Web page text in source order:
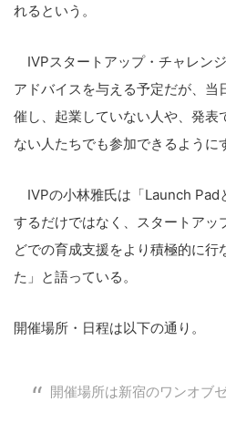
れるという。
IVPスタートアップ・チャレン
アドバイスを与える予定だが、当
催し、起業していない人や、発表
ない人たちでも参加できるように
IVPの小林雅氏は「Launch Pad
するだけではなく、スタートアッ
どでの育成支援をより積極的に行
た」と語っている。
開催場所・日程は以下の通り。
開催場所は新宿のワンオブ